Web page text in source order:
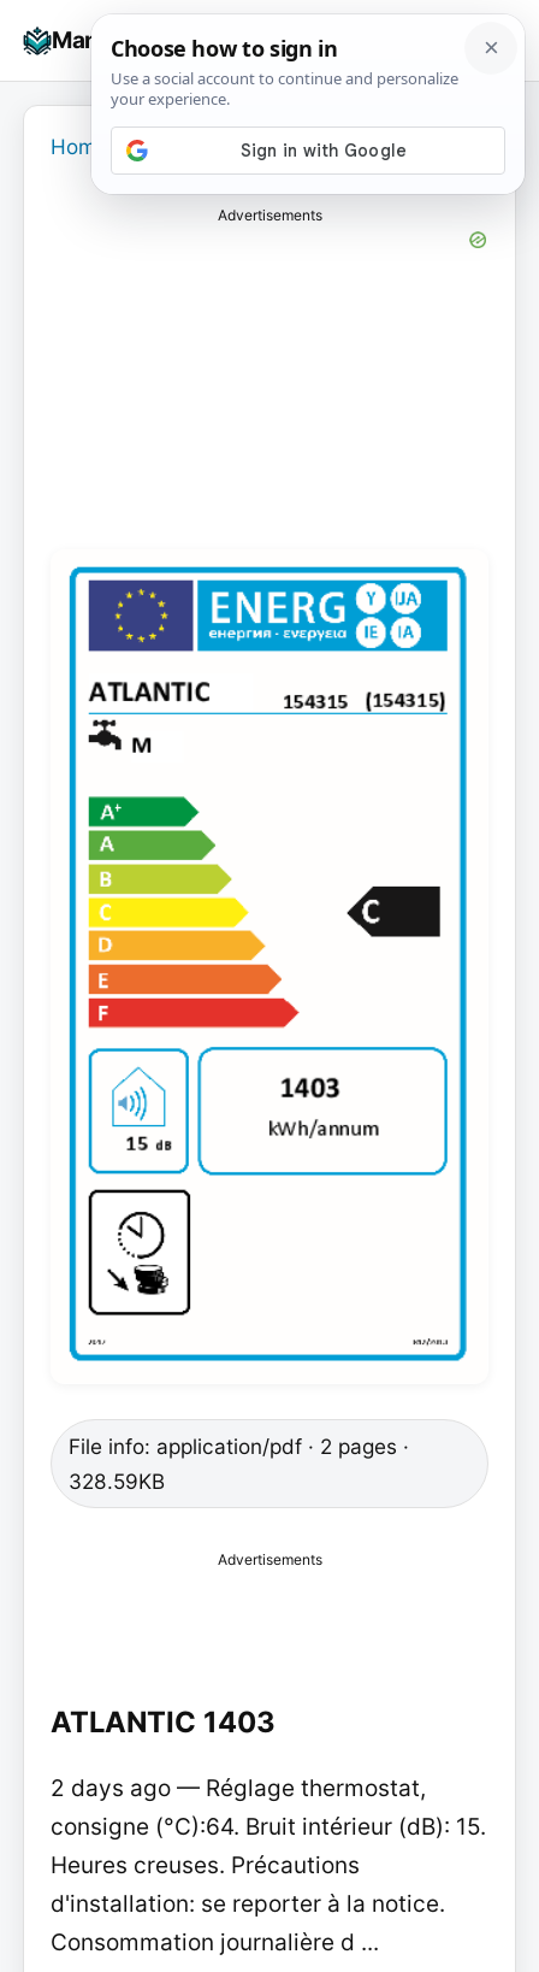
Manuals+
☰
Home
Advertisements
File info: application/pdf · 2 pages ·
328.59KB
Advertisements
ATLANTIC 1403
2 days ago — Réglage thermostat,
consigne (°C):64. Bruit intérieur (dB): 15.
Heures creuses. Précautions
d'installation: se reporter à la notice.
Consommation journalière d ...